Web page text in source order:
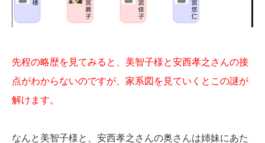
先程の略歴を見てみると、美智子様と安西孝之さんの接
点がわからないのですが、家系図を見ていくとこの謎が
解けます。
なんと美智子様と、安西孝之さんの奥さんは姉妹にあた